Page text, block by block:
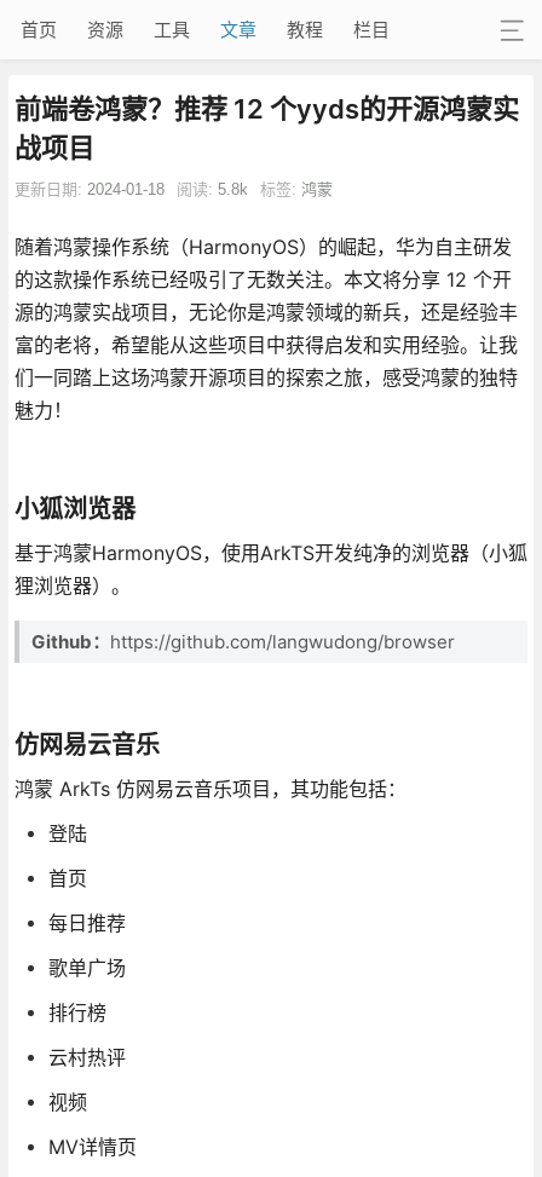
首页 资源 工具 文章 教程 栏目
前端卷鸿蒙？推荐 12 个yyds的开源鸿蒙实
战项目
更新日期: 2024-01-18 阅读: 5.8k 标签: 鸿蒙
随着鸿蒙操作系统（HarmonyOS）的崛起，华为自主研发
的这款操作系统已经吸引了无数关注。本文将分享 12 个开
源的鸿蒙实战项目，无论你是鸿蒙领域的新兵，还是经验丰
富的老将，希望能从这些项目中获得启发和实用经验。让我
们一同踏上这场鸿蒙开源项目的探索之旅，感受鸿蒙的独特
魅力！
小狐浏览器
基于鸿蒙HarmonyOS，使用ArkTS开发纯净的浏览器（小狐
狸浏览器）。
Github： https://github.com/langwudong/browser
仿网易云音乐
鸿蒙 ArkTs 仿网易云音乐项目，其功能包括：
登陆
首页
每日推荐
歌单广场
排行榜
云村热评
视频
MV详情页